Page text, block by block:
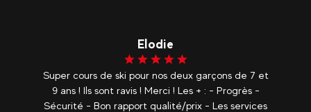
Lorine
Nous avons adoré ce moment partager il est
tellement bien d’apprendre à skier en cours
particulier, en plus avec des moniteurs aussi